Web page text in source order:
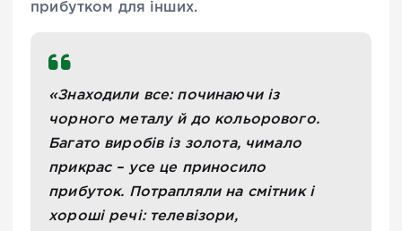
прибутком для інших.
«Знаходили все: починаючи із
чорного металу й до кольорового.
Багато виробів із золота, чимало
прикрас – усе це приносило
прибуток. Потрапляли на смітник і
хороші речі: телевізори,